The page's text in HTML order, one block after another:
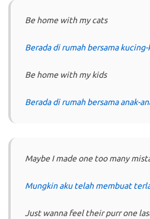
Be home with my cats
Berada di rumah bersama
Be home with my kids
Berada di rumah bersama anak-
Maybe I made one too many
Mungkin aku telah membuat
Just wanna feel their purr one